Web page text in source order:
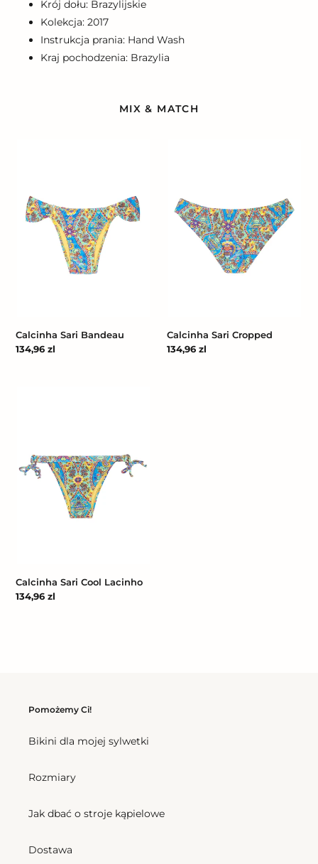
Krój dołu: Brazylijskie
Kolekcja: 2017
Instrukcja prania: Hand Wash
Kraj pochodzenia: Brazylia
MIX & MATCH
Calcinha Sari Bandeau
Cena
134,96 zl
Calcinha Sari Cropped
Cena
134,96 zl
Calcinha Sari Cool Lacinho
Cena
134,96 zl
Pomożemy Ci!
Bikini dla mojej sylwetki
Rozmiary
Jak dbać o stroje kąpielowe
Dostawa